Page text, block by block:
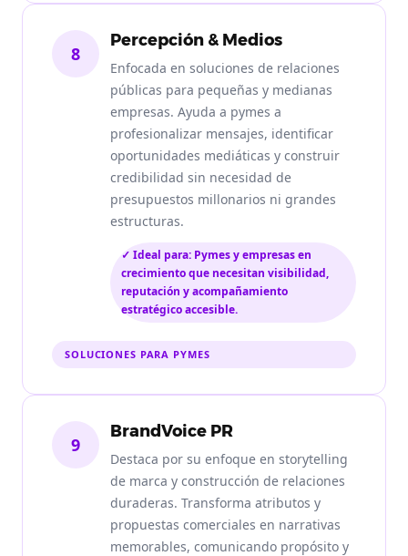
8
Percepción & Medios
Enfocada en soluciones de relaciones
públicas para pequeñas y medianas
empresas. Ayuda a pymes a
profesionalizar mensajes, identificar
oportunidades mediáticas y construir
credibilidad sin necesidad de
presupuestos millonarios ni grandes
estructuras.
✓ Ideal para: Pymes y empresas en
crecimiento que necesitan visibilidad,
reputación y acompañamiento
estratégico accesible.
SOLUCIONES PARA PYMES
9
BrandVoice PR
Destaca por su enfoque en storytelling
de marca y construcción de relaciones
duraderas. Transforma atributos y
propuestas comerciales en narrativas
memorables, comunicando propósito y